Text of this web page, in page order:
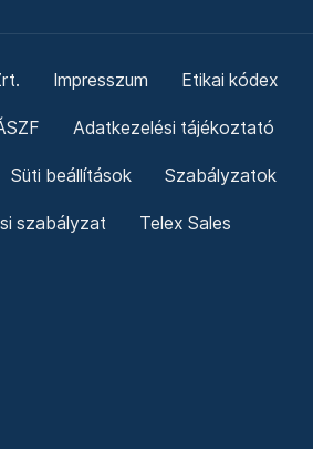
Impresszum Etikai kódex
Adatkezelési tájékoztató
Süti beállítások Szabályzatok
szabályzat Telex Sales